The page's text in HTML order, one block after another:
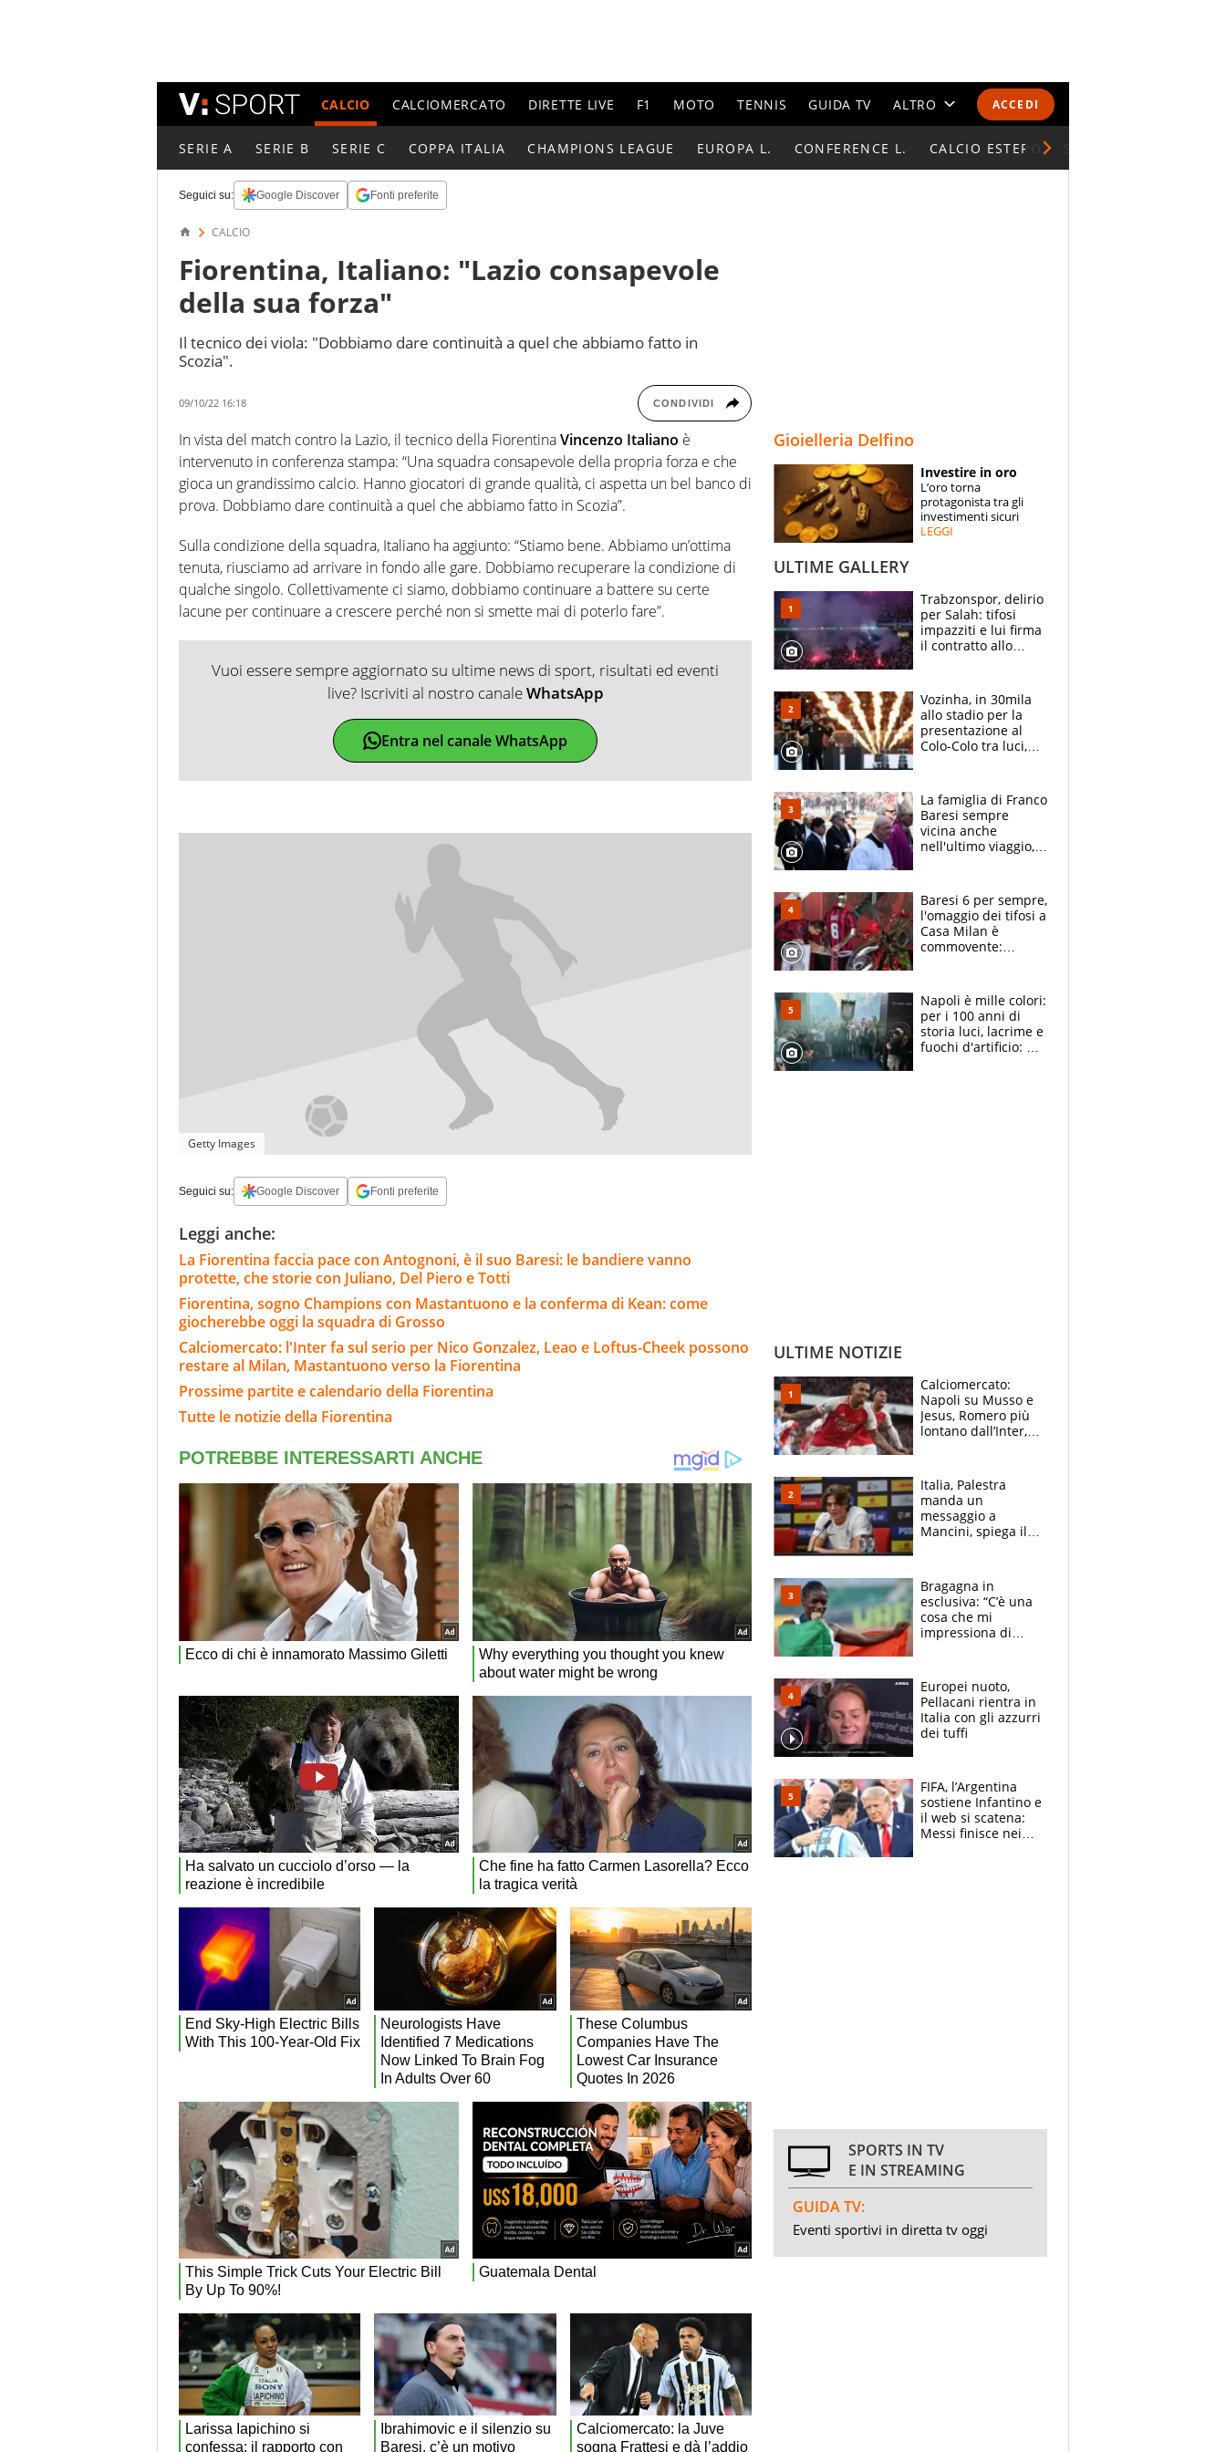
ACCEDI
CALCIO CALCIOMERCATO DIRETTE LIVE F1 MOTO TENNIS GUIDA TV ALTRO
CALENDARI E CLASSIFICHE
ESPERTI
CONTATTI
SERIE A SERIE B SERIE C COPPA ITALIA CHAMPIONS LEAGUE EUROPA L. CONFERENCE L. CALCIO ESTERO
Seguici su: Google Discover Fonti preferite
CALCIO
Fiorentina, Italiano: "Lazio consapevole
della sua forza"
Il tecnico dei viola: "Dobbiamo dare continuità a quel che abbiamo fatto in
Scozia".
09/10/22 16:18 CONDIVIDI
In vista del match contro la Lazio, il tecnico della FiorentinaVincenzo Italiano è
intervenuto in conferenza stampa: “Una squadra consapevole della propria forza e che
gioca un grandissimo calcio. Hanno giocatori di grande qualità, ci aspetta un bel banco di
prova. Dobbiamo dare continuità a quel che abbiamo fatto in Scozia”.
Sulla condizione della squadra, Italiano ha aggiunto: “Stiamo bene. Abbiamo un’ottima
tenuta, riusciamo ad arrivare in fondo alle gare. Dobbiamo recuperare la condizione di
qualche singolo. Collettivamente ci siamo, dobbiamo continuare a battere su certe
lacune per continuare a crescere perché non si smette mai di poterlo fare”.
Vuoi essere sempre aggiornato su ultime news di sport, risultati ed eventi
live? Iscriviti al nostro canaleWhatsApp
Entra nel canale WhatsApp
Getty Images
Seguici su: Google Discover Fonti preferite
Leggi anche:
La Fiorentina faccia pace con Antognoni, è il suo Baresi: le bandiere vanno
protette, che storie con Juliano, Del Piero e Totti
Fiorentina, sogno Champions con Mastantuono e la conferma di Kean: come
giocherebbe oggi la squadra di Grosso
Calciomercato: l'Inter fa sul serio per Nico Gonzalez, Leao e Loftus-Cheek possono
restare al Milan, Mastantuono verso la Fiorentina
Prossime partite e calendario della Fiorentina
Tutte le notizie della Fiorentina
Gioielleria Delfino
Investire in oro
L’oro torna
protagonista tra gli
investimenti sicuri
LEGGI
ULTIME GALLERY
Trabzonspor, delirio
per Salah: tifosi
impazziti e lui firma
il contratto allo
Vozinha, in 30mila
allo stadio per la
presentazione al
Colo-Colo tra luci,
La famiglia di Franco
Baresi sempre
vicina anche
nell'ultimo viaggio,
circondati
dall'affetto dei tifosi
Baresi 6 per sempre,
l'omaggio dei tifosi a
Casa Milan è
commovente:
bigliettini
Napoli è mille colori:
per i 100 anni di
storia luci, lacrime e
fuochi d'artificio: De
ULTIME NOTIZIE
Calciomercato:
Napoli su Musso e
Jesus, Romero più
lontano dall’Inter,
tabellone
Italia, Palestra
manda un
messaggio a
Mancini, spiega il
l'alleanza con
Donnarumma
Bragagna in
esclusiva: “C’è una
cosa che mi
impressiona di
E svela la sorpresa
agli Europei
Europei nuoto,
Pellacani rientra in
Italia con gli azzurri
dei tuffi
FIFA, l’Argentina
sostiene Infantino e
il web si scatena:
Messi finisce nei
SPORTS IN TV
E IN STREAMING
GUIDA TV:
Eventi sportivi in diretta tv oggi